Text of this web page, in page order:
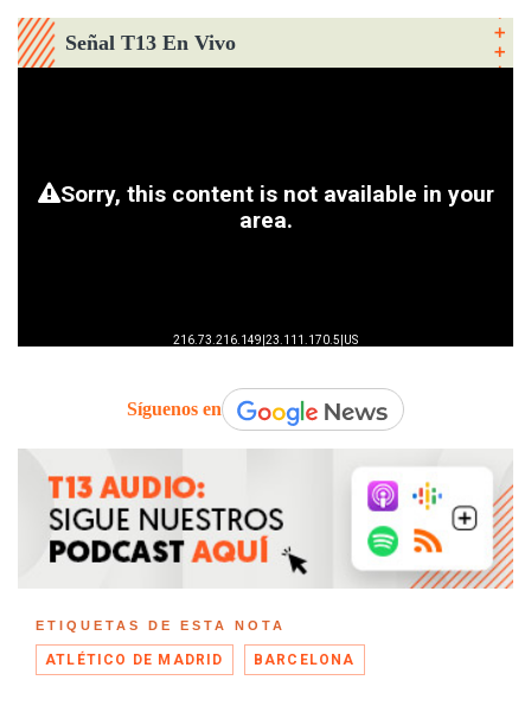
Señal T13 En Vivo
Síguenos en
ETIQUETAS DE ESTA NOTA
ATLÉTICO DE MADRID BARCELONA